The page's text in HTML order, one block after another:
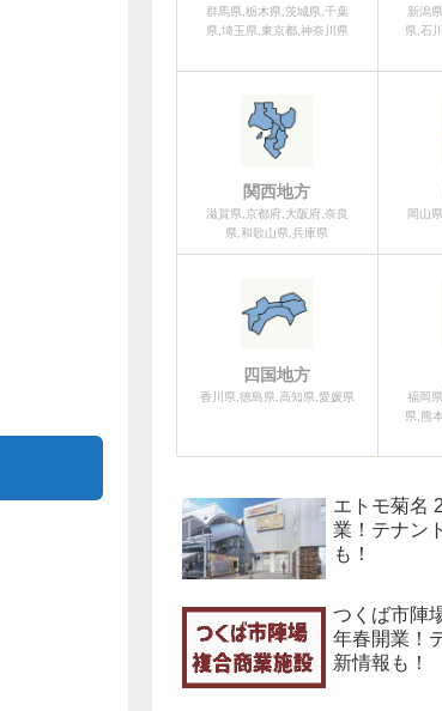
群馬県,栃木県,茨城県,千葉
県,埼玉県,東京都,神奈川県
新潟
県,石
関西地方
滋賀県,京都府,大阪府,奈良
県,和歌山県,兵庫県
岡山
四国地方
香川県,徳島県,高知県,愛媛県
福岡
県,熊
エトモ菊名
業！テナン
も！
つくば市陣
年春開業！
新情報も！